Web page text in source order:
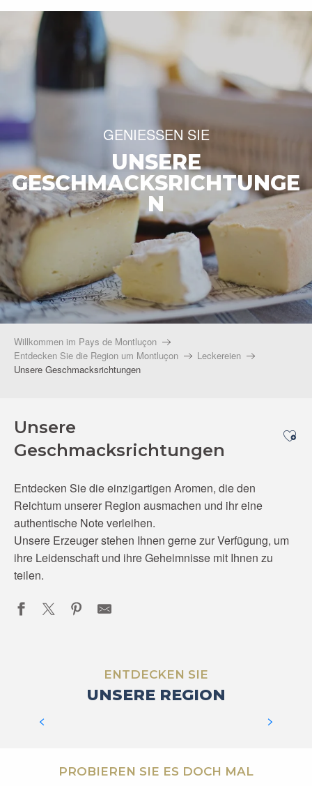
GENIESSEN SIE
UNSERE
GESCHMACKSRICHTUNGE
N
Willkommen im Pays de Montluçon
Entdecken Sie die Region um Montluçon
Leckereien
Unsere Geschmacksrichtungen
Unsere
Geschmacksrichtungen
Entdecken Sie die einzigartigen Aromen, die den
Reichtum unserer Region ausmachen und ihr eine
authentische Note verleihen.
Unsere Erzeuger stehen Ihnen gerne zur Verfügung, um
ihre Leidenschaft und ihre Geheimnisse mit Ihnen zu
teilen.
ENTDECKEN SIE
UNSERE REGION
DER BOURBON-WHISKY
PROBIEREN SIE ES DOCH MAL
DIE GRATTON-PUMPE